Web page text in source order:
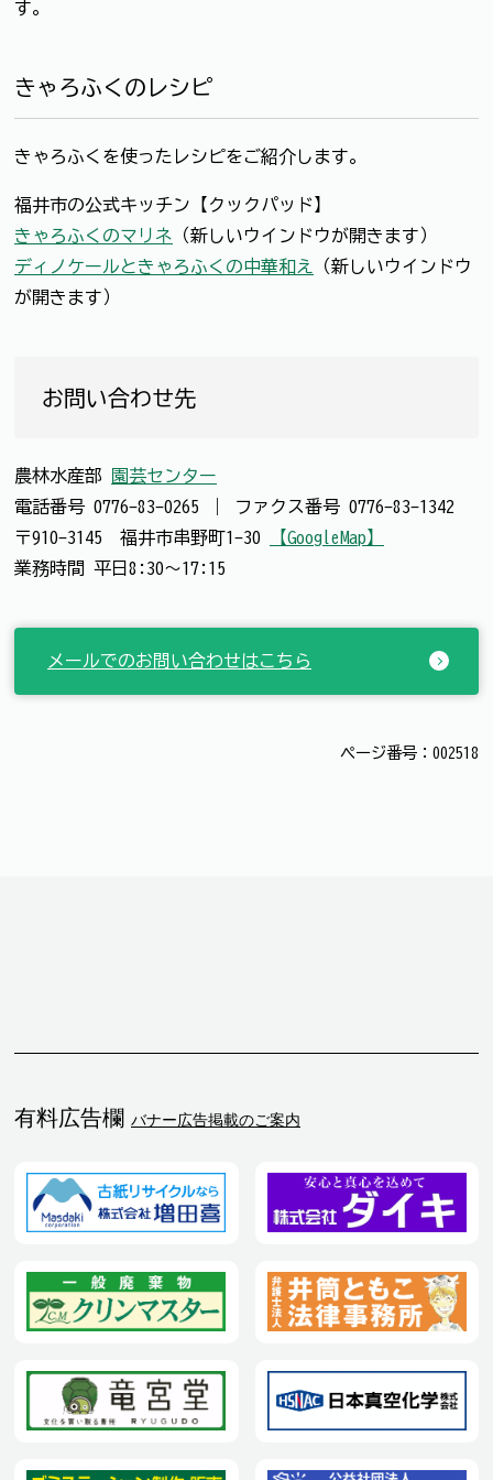
す。
きゃろふくのレシピ
きゃろふくを使ったレシピをご紹介します。
福井市の公式キッチン【クックパッド】
きゃろふくのマリネ （新しいウインドウが開きます）
ディノケールときゃろふくの中華和え
（新しいウインドウ
が開きます）
お問い合わせ先
農林水産部
園芸センター
電話番号 0776-83-0265 ファクス番号 0776-83-1342
〒910-3145 福井市串野町1-30
【GoogleMap】
業務時間 平日8:30～17:15
メールでのお問い合わせはこちら
ページ番号：002518
有料広告欄 バナー広告掲載のご案内